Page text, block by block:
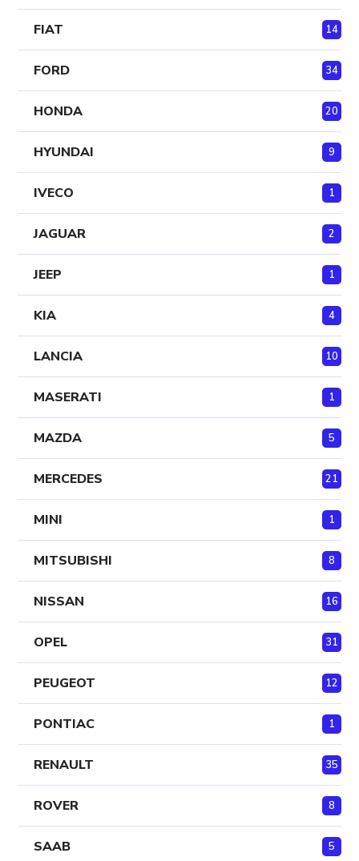
FIAT 14
FORD 34
HONDA 20
HYUNDAI 9
IVECO 1
JAGUAR 2
JEEP 1
KIA 4
LANCIA 10
MASERATI 1
MAZDA 5
MERCEDES 21
MINI 1
MITSUBISHI 8
NISSAN 16
OPEL 31
PEUGEOT 12
PONTIAC 1
RENAULT 35
ROVER 8
SAAB 5